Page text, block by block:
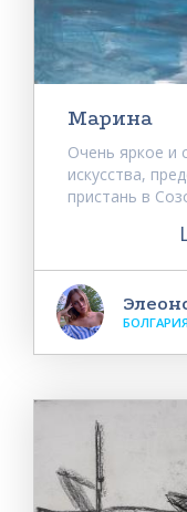
Марина
Очень яркое и
искусства,
пристань в